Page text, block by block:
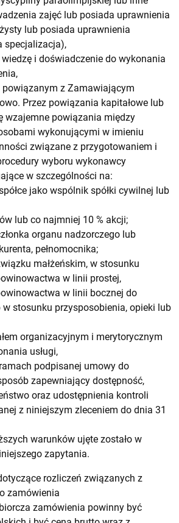
zajęć lub posiada uprawnienia
lub posiada uprawnienia
specjalizacja),
i doświadczenie do wykonania
powiązanym z Zamawiającym
Przez powiązania kapitałowe lub
wzajemne powiązania między
wykonującymi w imieniu
związane z przygotowaniem i
wyboru wykonawcy
w szczególności na:
jako wspólnik spółki cywilnej lub
lub co najmniej 10 % akcji;
organu nadzorczego lub
pełnomocnika;
małżeńskim, w stosunku
w linii prostej,
w linii bocznej do
stosunku przysposobienia, opieki lub
organizacyjnym i merytorycznym
usługi,
podpisanej umowy do
zapewniający dostępność,
oraz udostępnienia kontroli
z niniejszym zleceniem do dnia 31
warunków ujęte zostało w
zapytania.
rozliczeń związanych z
zamówienia
zamówienia powinny być